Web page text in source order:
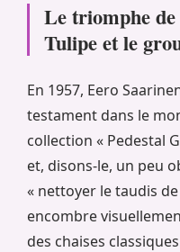
Le triomphe
Tulipe et le
En 1957, Eero
testament dans le
collection « Pedestal
et, disons-le, un peu
« nettoyer le taudis
encombre
des chaises